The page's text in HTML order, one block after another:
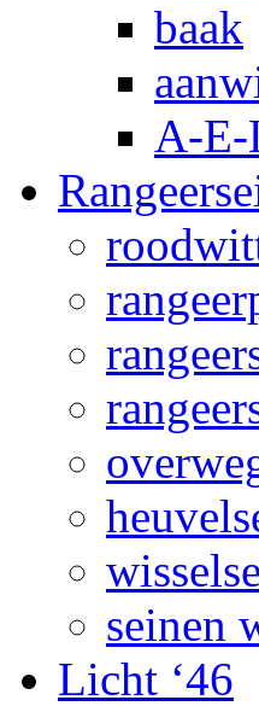
baak
A-E-
seinen
Licht ‘46